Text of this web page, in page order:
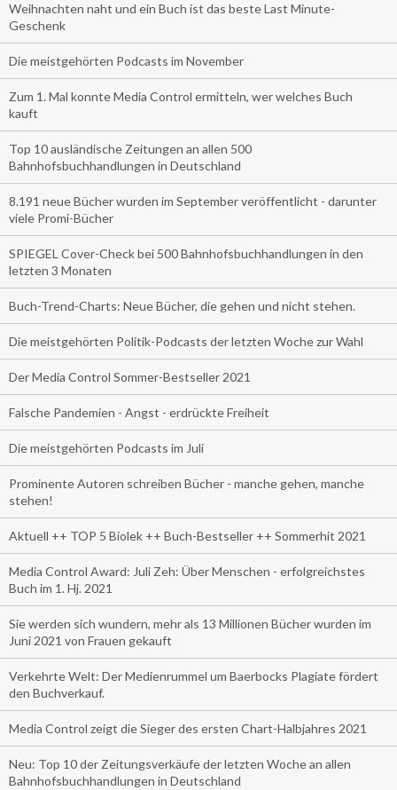
Weihnachten naht und ein Buch ist das beste Last Minute-
Geschenk
Die meistgehörten Podcasts im November
Zum 1. Mal konnte Media Control ermitteln, wer welches Buch
kauft
Top 10 ausländische Zeitungen an allen 500
Bahnhofsbuchhandlungen in Deutschland
8.191 neue Bücher wurden im September veröffentlicht - darunter
viele Promi-Bücher
SPIEGEL Cover-Check bei 500 Bahnhofsbuchhandlungen in den
letzten 3 Monaten
Buch-Trend-Charts: Neue Bücher, die gehen und nicht stehen.
Die meistgehörten Politik-Podcasts der letzten Woche zur Wahl
Der Media Control Sommer-Bestseller 2021
Falsche Pandemien - Angst - erdrückte Freiheit
Die meistgehörten Podcasts im Juli
Prominente Autoren schreiben Bücher - manche gehen, manche
stehen!
Aktuell ++ TOP 5 Biolek ++ Buch-Bestseller ++ Sommerhit 2021
Media Control Award: Juli Zeh: Über Menschen - erfolgreichstes
Buch im 1. Hj. 2021
Sie werden sich wundern, mehr als 13 Millionen Bücher wurden im
Juni 2021 von Frauen gekauft
Verkehrte Welt: Der Medienrummel um Baerbocks Plagiate fördert
den Buchverkauf.
Media Control zeigt die Sieger des ersten Chart-Halbjahres 2021
Neu: Top 10 der Zeitungsverkäufe der letzten Woche an allen
Bahnhofsbuchhandlungen in Deutschland